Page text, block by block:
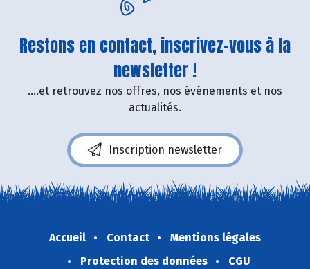
Restons en contact, inscrivez-vous à la
newsletter !
....et retrouvez nos offres, nos événements et nos
actualités.
Inscription newsletter
Accueil Contact
Mentions légales
Protection des données
CGU